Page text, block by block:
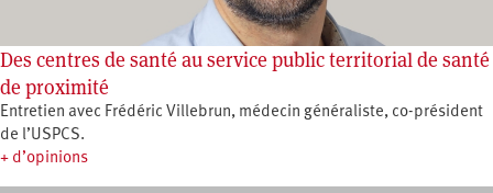
Des centres de santé au service public territorial de santé
de proximité
Entretien avec Frédéric Villebrun, médecin généraliste, co-président
de l’USPCS.
+ d’opinions